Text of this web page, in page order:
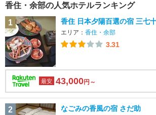
香住・余部の人気ホテルランキング
1
香住 日本夕陽百選の宿 三七
エリア： 香住・余部
3.31
最安 43,000円～
2 なごみの香風の宿 さだ助